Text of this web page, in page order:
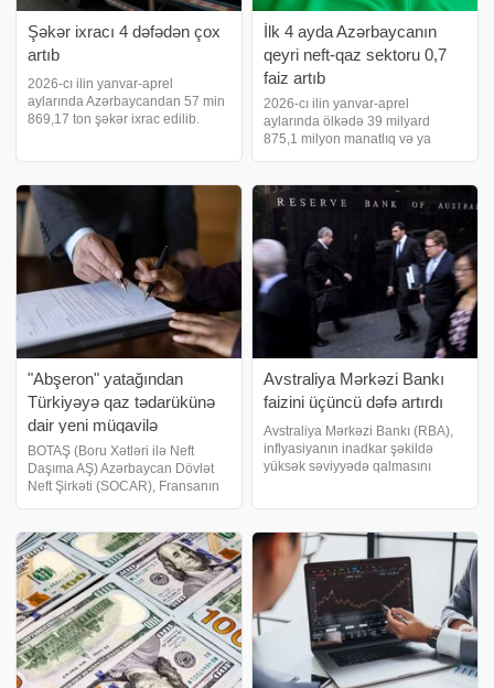
Şəkər ixracı 4 dəfədən çox
artıb
2026-cı ilin yanvar-aprel
aylarında Azərbaycandan 57 min
869,17 ton şəkər ixrac edilib.
həcmi illik müqayisədə 44 min
201,5
İlk 4 ayda Azərbaycanın
qeyri neft-qaz sektoru 0,7
faiz artıb
2026-cı ilin yanvar-aprel
aylarında ölkədə 39 milyard
875,1 milyon manatlıq və ya
daxili məhsul (ÜDM) istehsal
olunmuşdur. Dövlət Statistika
Komitəsinin yaydığı məlumat
"Abşeron" yatağından
Türkiyəyə qaz tədarükünə
dair yeni müqavilə
imzalanıb
BOTAŞ (Boru Xətləri ilə Neft
Daşıma AŞ) Azərbaycan Dövlət
Neft Şirkəti (SOCAR), Fransanın
ilə təbii qaz təchizatına dair
müqavilə imzalayıb. Türkiyəni
Avstraliya Mərkəzi Bankı
faizini üçüncü dəfə artırdı
Avstraliya Mərkəzi Bankı (RBA),
inflyasiyanın inadkar şəkildə
yüksək səviyyədə qalmasını
4,35%-ə yüksəltdib. Marja xəbər